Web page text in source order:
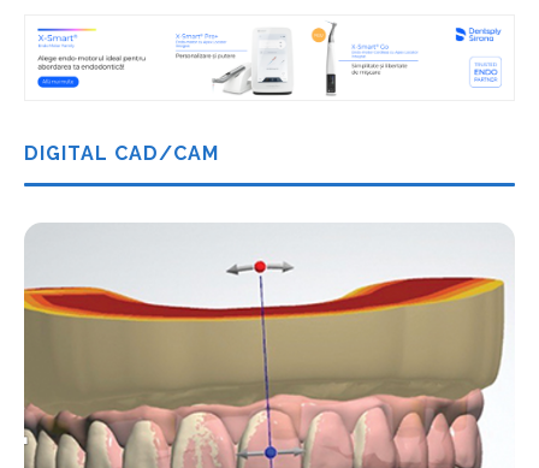
DIGITAL CAD/CAM